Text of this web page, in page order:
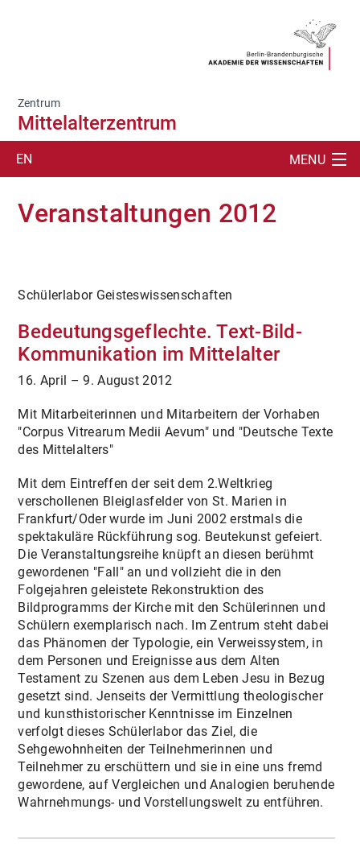
Zentrum
Mittelalterzentrum
MENU
EN
PUBLIKATIONEN
Veranstaltungen 2012
Schülerlabor Geisteswissenschaften
Bedeutungsgeflechte. Text-Bild-
Kommunikation im Mittelalter
16. April – 9. August 2012
Mit Mitarbeiterinnen und Mitarbeitern der Vorhaben
"Corpus Vitrearum Medii Aevum" und "Deutsche Texte
des Mittelalters"
Mit dem Eintreffen der seit dem 2.Weltkrieg
verschollenen Bleiglasfelder von St. Marien in
Frankfurt/Oder wurde im Juni 2002 erstmals die
spektakuläre Rückführung sog. Beutekunst gefeiert.
Die Veranstaltungsreihe knüpft an diesen berühmt
gewordenen "Fall" an und vollzieht die in den
Folgejahren geleistete Rekonstruktion des
Bildprogramms der Kirche mit den Schülerinnen und
Schülern exemplarisch nach. Im Zentrum steht dabei
das Phänomen der Typologie, ein Verweissystem, in
dem Personen und Ereignisse aus dem Alten
Testament zu Szenen aus dem Leben Jesu in Bezug
gesetzt sind. Jenseits der Vermittlung theologischer
und kunsthistorischer Kenntnisse im Einzelnen
verfolgt dieses Schülerlabor das Ziel, die
Sehgewohnheiten der Teilnehmerinnen und
Teilnehmer zu erschüttern und sie in eine uns fremd
gewordene, auf Vergleichen und Analogien beruhende
Wahrnehmungs- und Vorstellungswelt zu entführen.